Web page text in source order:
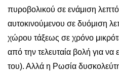
πυροβολικού σε ενάμιση
αυτοκινούμενου σε δυόμιση
χώρου τάξεως σε χρόνο
από την τελευταία βολή για να
του). Αλλά η Ρωσία